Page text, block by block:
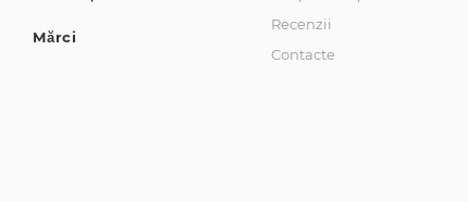
Mărci
Recenzii
Contacte